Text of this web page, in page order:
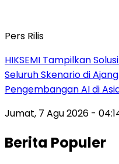
Pers Rilis
HIKSEMI Tampilkan
Seluruh Skenario di
Pengembangan AI di
Jumat, 7 Agu 2026 -
Berita Populer